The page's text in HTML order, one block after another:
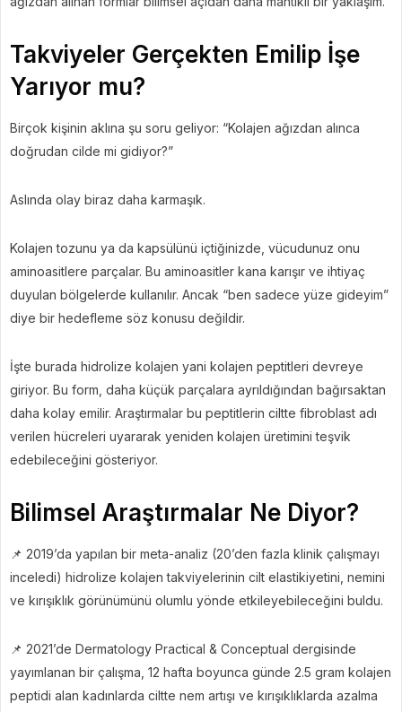
Takviyeler Gerçekten Emilip İşe
Yarıyor mu?
Birçok kişinin aklına şu soru geliyor: “Kolajen ağızdan alınca
doğrudan cilde mi gidiyor?”
Aslında olay biraz daha karmaşık.
Kolajen tozunu ya da kapsülünü içtiğinizde, vücudunuz onu
aminoasitlere parçalar. Bu aminoasitler kana karışır ve ihtiyaç
duyulan bölgelerde kullanılır. Ancak “ben sadece yüze gideyim”
diye bir hedefleme söz konusu değildir.
İşte burada hidrolize kolajen yani kolajen peptitleri devreye
giriyor. Bu form, daha küçük parçalara ayrıldığından bağırsaktan
daha kolay emilir. Araştırmalar bu peptitlerin ciltte fibroblast adı
verilen hücreleri uyararak yeniden kolajen üretimini teşvik
edebileceğini gösteriyor.
Bilimsel Araştırmalar Ne Diyor?
📌 2019’da yapılan bir meta-analiz (20’den fazla klinik çalışmayı
inceledi) hidrolize kolajen takviyelerinin cilt elastikiyetini, nemini
ve kırışıklık görünümünü olumlu yönde etkileyebileceğini buldu.
📌 2021’de Dermatology Practical & Conceptual dergisinde
yayımlanan bir çalışma, 12 hafta boyunca günde 2.5 gram kolajen
peptidi alan kadınlarda ciltte nem artışı ve kırışıklıklarda azalma